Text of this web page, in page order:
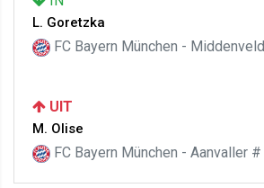
L. Goretzka
FC Bayern München -
UIT
M. Olise
FC Bayern München - Aanvaller #